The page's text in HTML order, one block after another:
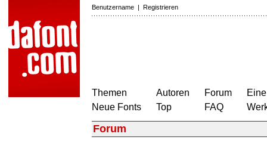
Benutzername | Registrieren
Themen
Neue Fonts
Autoren
Top
Forum
FAQ
Forum